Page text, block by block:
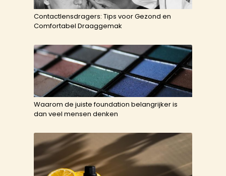
Contactlensdragers: Tips voor Gezond en
Comfortabel Draaggemak
Waarom de juiste foundation belangrijker is
dan veel mensen denken